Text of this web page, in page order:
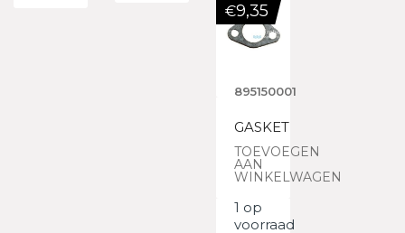
895150001
GASKET
TOEVOEGEN
AAN
WINKELWAGEN
€9,35
1 op
voorraad